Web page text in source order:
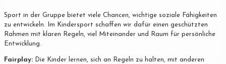
Sport in der Gruppe bietet viele Chancen, wichtige soziale Fähigkeiten
zu entwickeln. Im Kindersport schaffen wir dafür einen geschützten
Rahmen mit klaren Regeln, viel Miteinander und Raum für persönliche
Entwicklung.
Fairplay: Die Kinder lernen, sich an Regeln zu halten, mit anderen